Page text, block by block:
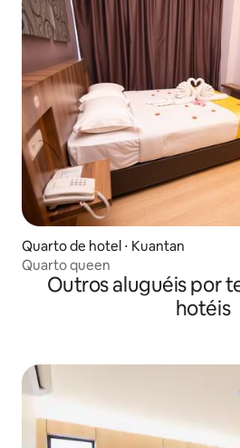
Quarto de hotel ⋅ Kuantan
Quarto queen
Outros aluguéis por
hotéis